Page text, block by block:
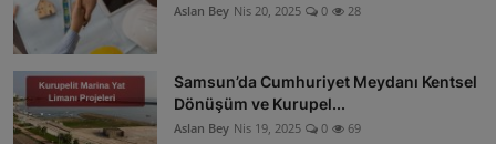
Aslan Bey Nis 20, 2025 0 28
Samsun’da Cumhuriyet Meydanı Kentsel
Dönüşüm ve Kurupel...
Aslan Bey Nis 19, 2025 0 69